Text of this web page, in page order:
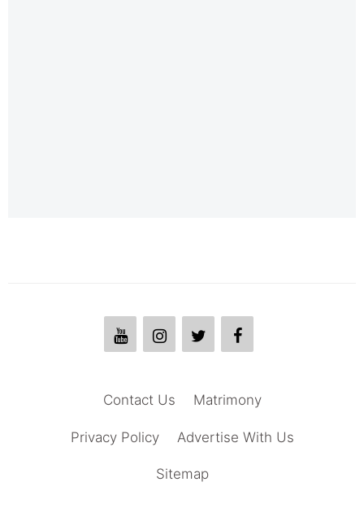
Matrimony
Contact Us
Advertise With Us
Privacy Policy
Sitemap